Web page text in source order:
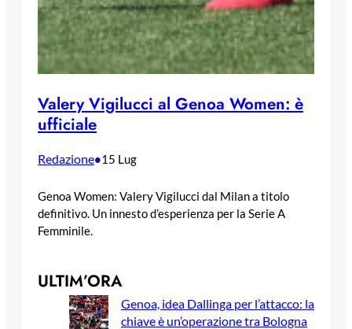
Valery Vigilucci al Genoa Women: è
ufficiale
Redazione•15 Lug
Genoa Women: Valery Vigilucci dal Milan a titolo
definitivo. Un innesto d’esperienza per la Serie A
Femminile.
ULTIM’ORA
Genoa, idea Dallinga per l’attacco: la
chiave è un’operazione tra Bologna